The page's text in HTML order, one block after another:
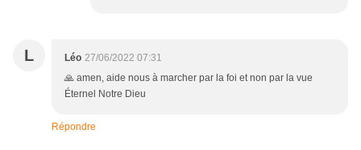
L Léo 27/06/2022 07:31
🙏 amen, aide nous à marcher par la foi et non par la vue
Éternel Notre Dieu
Répondre